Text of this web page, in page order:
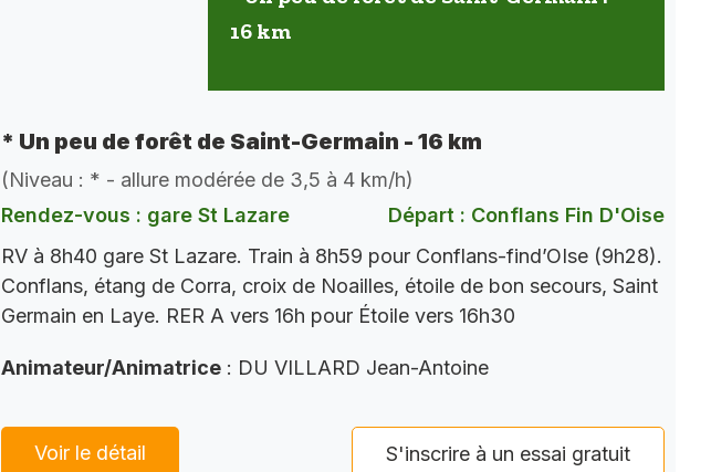
16 km
* Un peu de forêt de Saint-Germain - 16 km
(Niveau : * - allure modérée de 3,5 à 4 km/h)
Rendez-vous : gare St Lazare
Départ : Conflans Fin D'Oise
RV à 8h40 gare St Lazare. Train à 8h59 pour Conflans-find’OIse (9h28).
Conflans, étang de Corra, croix de Noailles, étoile de bon secours, Saint
Germain en Laye. RER A vers 16h pour Étoile vers 16h30
Animateur/Animatrice : DU VILLARD Jean-Antoine
Voir le détail S'inscrire à un essai gratuit